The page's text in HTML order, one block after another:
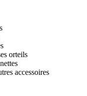
orteils
accessoires